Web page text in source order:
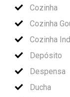
Cozinha
Cozinha
Cozinha
Depósito
Despensa
Ducha